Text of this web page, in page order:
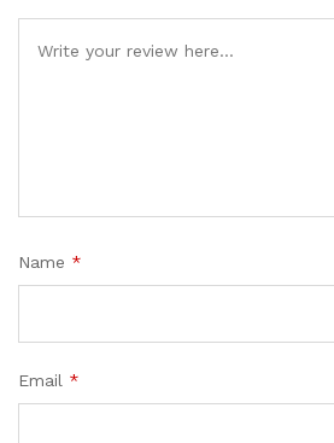
Name *
Email *